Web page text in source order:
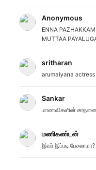
Anonymous
ENNA
MUTTAA
sritharan
arumaiyana actress
Sankar
மாணவிகளின்
மணிகண்டன்
இவர் இப்படி